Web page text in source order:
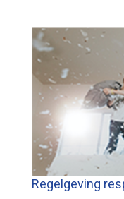
Regelgeving